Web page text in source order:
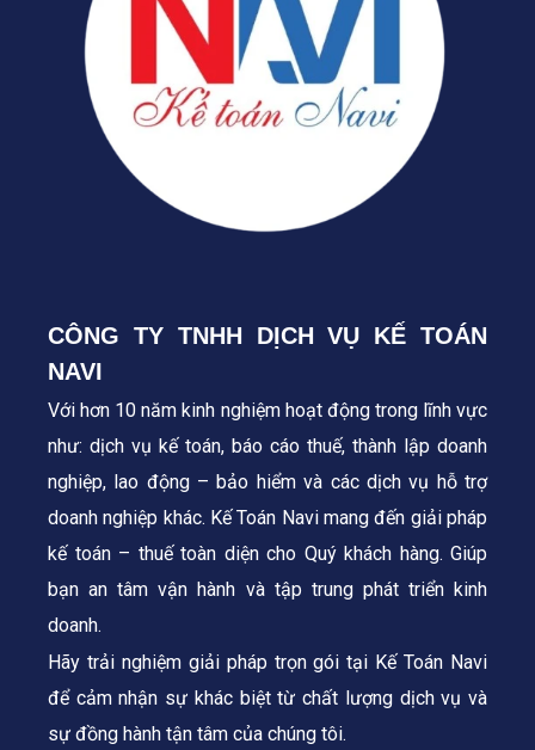
CÔNG TY TNHH DỊCH VỤ KẾ TOÁN
NAVI
Với hơn 10 năm kinh nghiệm hoạt động trong lĩnh vực
như: dịch vụ kế toán, báo cáo thuế, thành lập doanh
nghiệp, lao động – bảo hiểm và các dịch vụ hỗ trợ
doanh nghiệp khác. Kế Toán Navi mang đến giải pháp
kế toán – thuế toàn diện cho Quý khách hàng. Giúp
bạn an tâm vận hành và tập trung phát triển kinh
doanh.
Hãy trải nghiệm giải pháp trọn gói tại Kế Toán Navi
để cảm nhận sự khác biệt từ chất lượng dịch vụ và
sự đồng hành tận tâm của chúng tôi.